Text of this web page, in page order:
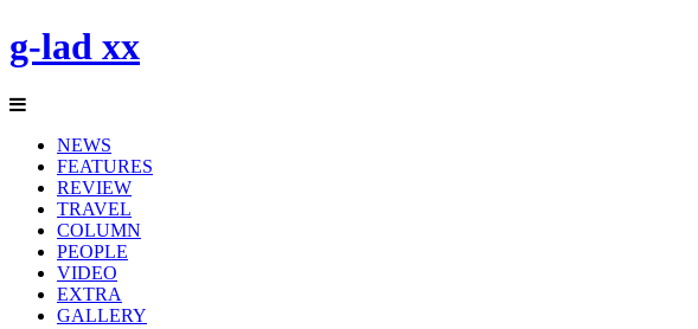
g-lad xx
NEWS
FEATURES
REVIEW
TRAVEL
COLUMN
PEOPLE
VIDEO
EXTRA
GALLERY